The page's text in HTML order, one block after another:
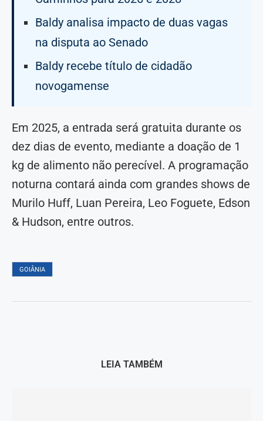
Baldy analisa impacto de duas vagas
na disputa ao Senado
Baldy recebe título de cidadão
novogamense
Em 2025, a entrada será gratuita durante os
dez dias de evento, mediante a doação de 1
kg de alimento não perecível. A programação
noturna contará ainda com grandes shows de
Murilo Huff, Luan Pereira, Leo Foguete, Edson
& Hudson, entre outros.
GOIÂNIA
LEIA TAMBÉM